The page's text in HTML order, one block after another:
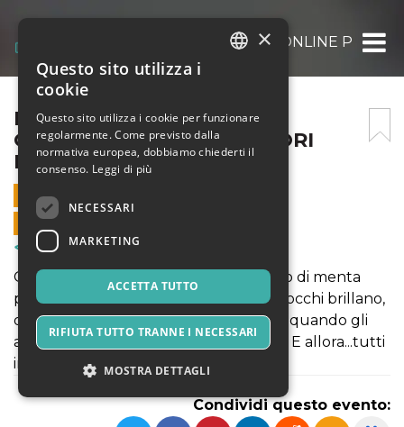
LABORATORIO DI CUCINA ONLINE PER
LABORATORIO DI CUCINA
ONLINE PER BIMBI: I SAPORI
DELLA PRIMAVERA
10 APRILE 2021 - 11:00
VENDITE ONLINE TERMINATE
Corsi & Formazione
Quando di erba odora il vento, quando di menta
profuma la sera, quando di fragole gli occhi brillano,
quando asparagi le mani contengono, quando gli
agretti la pancia assapora, è primavera! E allora...tutti
in cucina per gustarne i freschi sapori!
Condividi questo evento:
×
Questo sito utilizza i
cookie
Questo sito utilizza i cookie per funzionare
regolarmente. Come previsto dalla
normativa europea, dobbiamo chiederti il
consenso. Leggi di più
NECESSARI
MARKETING
ACCETTA TUTTO
RIFIUTA TUTTO TRANNE I NECESSARI
MOSTRA DETTAGLI